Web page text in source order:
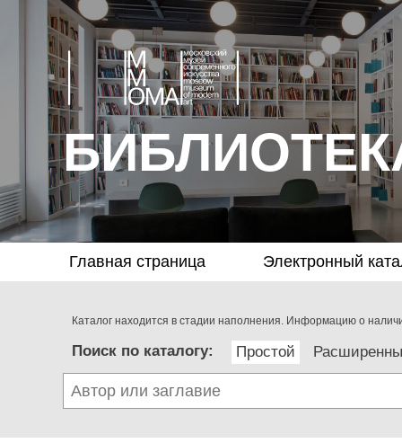
Главная страница Электронный
Каталог находится в стадии наполнения. Информацию о
Поиск по каталогу: Простой